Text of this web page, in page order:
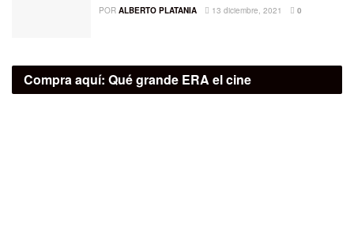
POR ALBERTO PLATANIA 13 diciembre, 2021 0
Compra aquí: Qué grande ERA el cine